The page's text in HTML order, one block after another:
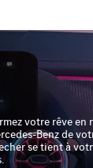
votre rêve en
Benz de
se tient à